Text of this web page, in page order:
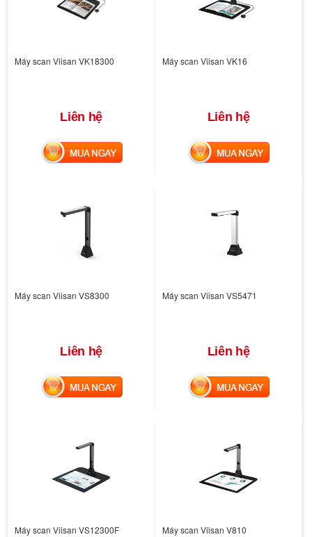
Máy scan Viisan VK18300
Liên hệ
MUA NGAY
Máy scan Viisan VK16
Liên hệ
MUA NGAY
Máy scan Viisan VS8300
Liên hệ
MUA NGAY
Máy scan Viisan VS5471
Liên hệ
MUA NGAY
Máy scan Viisan VS12300F Máy scan Viisan V810